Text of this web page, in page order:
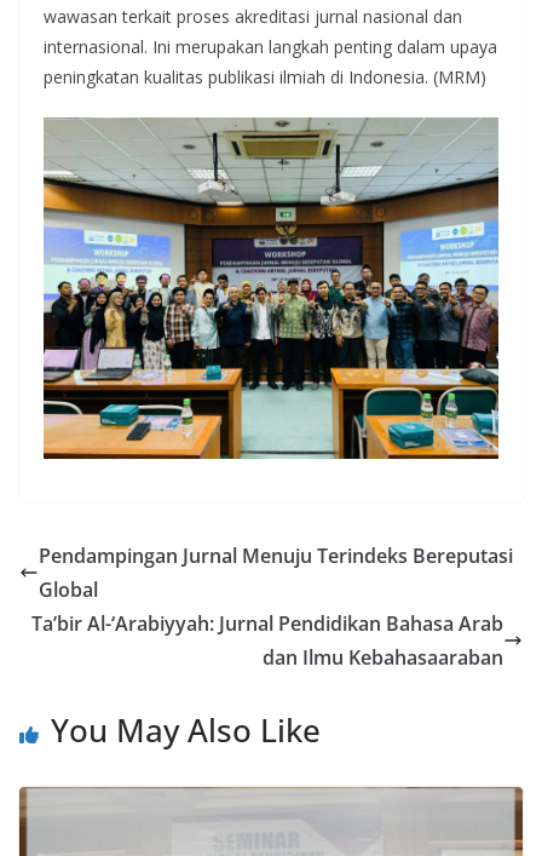
wawasan terkait proses akreditasi jurnal nasional dan
internasional. Ini merupakan langkah penting dalam upaya
peningkatan kualitas publikasi ilmiah di Indonesia. (MRM)
Pendampingan Jurnal Menuju Terindeks Bereputasi
Global
Ta’bir Al-‘Arabiyyah: Jurnal Pendidikan Bahasa Arab
dan Ilmu Kebahasaaraban
You May Also Like